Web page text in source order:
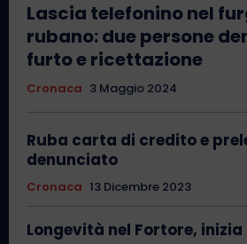
Lascia telefonino nel
rubano: due persone
furto e ricettazione
Cronaca 3 Maggio 2024
Ruba carta di credito e
denunciato
Cronaca 13 Dicembre 2023
Longevità nel Fortore,